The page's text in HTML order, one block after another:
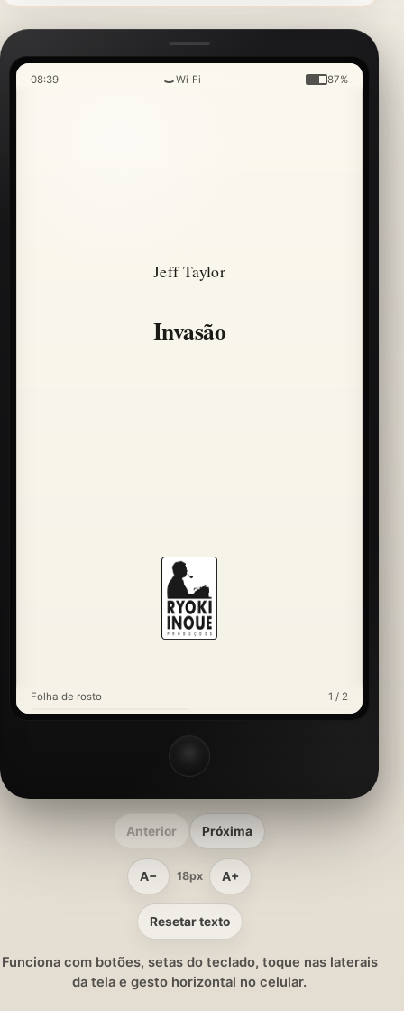
08:39 Wi‑Fi 87%
Jeff Taylor
Invasão
Folha de rosto 1 / 2
Anterior Próxima
A− 18px A+
Resetar texto
Funciona com botões, setas do teclado, toque nas laterais
da tela e gesto horizontal no celular.